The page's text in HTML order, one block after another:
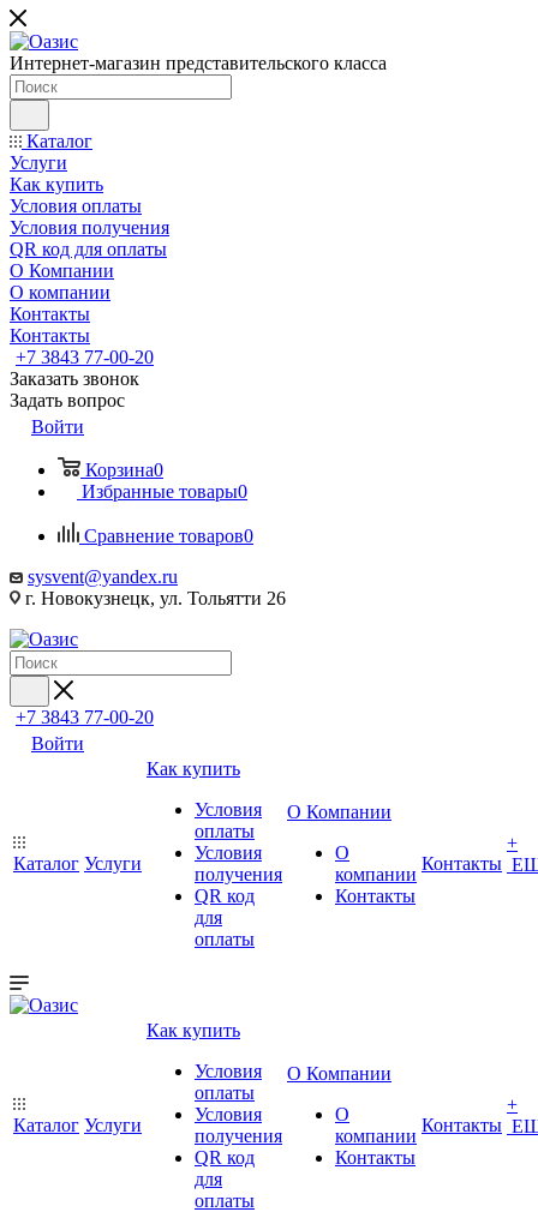
Интернет-магазин представительского класса
Каталог
Услуги
Как купить
Условия оплаты
Условия получения
QR код для оплаты
О Компании
О компании
Контакты
Контакты
+7 3843 77-00-20
Заказать звонок
Задать вопрос
Войти
Корзина0
Избранные товары0
Сравнение товаров0
sysvent@yandex.ru
г. Новокузнецк, ул. Тольятти 26
+7 3843 77-00-20
Войти
Каталог Услуги
Как купить
Условия
оплаты
Условия
получения
QR код
для
оплаты
О Компании
О
компании
Контакты
Контакты
+
Каталог Услуги
Как купить
Условия
оплаты
Условия
получения
QR код
для
оплаты
О Компании
О
компании
Контакты
Контакты
+